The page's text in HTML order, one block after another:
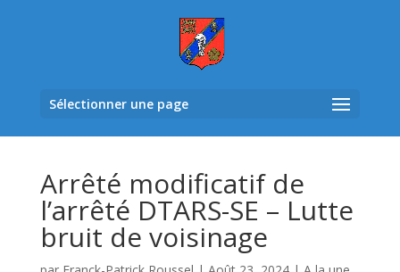
Sélectionner une page
Arrêté modificatif de
l’arrêté DTARS-SE – Lutte
bruit de voisinage